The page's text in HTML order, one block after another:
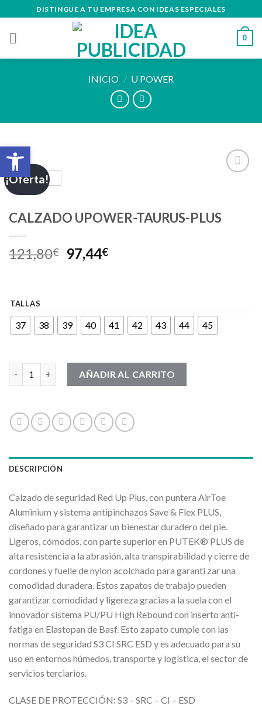
to
content
DISTINGUE A TU EMPRESA CON IDEAS ESPECIALES
0
INICIO / U POWER
¡Oferta!
deseos
CALZADO UPOWER-TAURUS-PLUS
121,80€ 97,44€
TALLAS
37 38 39 40 41 42 43 44 45
CALZADO UPOWER-TAURUS-PLUS cantidad
AÑADIR AL CARRITO
DESCRIPCIÓN
Calzado de seguridad Red Up Plus, con puntera AirToe
Aluminium y sistema antipinchazos Save & Flex PLUS,
diseñado para garantizar un bienestar duradero del pie.
Ligeros, cómodos, con parte superior en PUTEK® PLUS de
alta resistencia a la abrasión, alta transpirabilidad y cierre de
cordones y fuelle de nylon acolchado para garanti zar una
comodidad duradera. Estos zapatos de trabajo pueden
garantizar comodidad y ligereza gracias a la suela con el
innovador sistema PU/PU High Rebound con inserto anti-
fatiga en Elastopan de Basf. Esto zapato cumple con las
normas de seguridad S3 CI SRC ESD y es adecuado para su
uso en entornos húmedos, transporte y logística, el sector de
servicios terciarios.
CLASE DE PROTECCIÓN: S3 – SRC – CI – ESD
Abrir barra de herramientas